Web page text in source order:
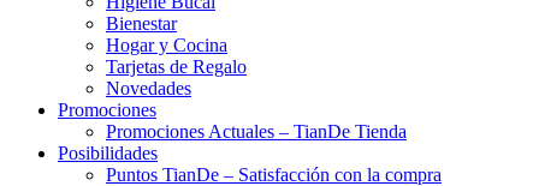
Bienestar
Hogar y Cocina
Tarjetas de Regalo
Novedades
Promociones
Promociones Actuales – TianDe Tienda
Posibilidades
Puntos TianDe – Satisfacción con la compra